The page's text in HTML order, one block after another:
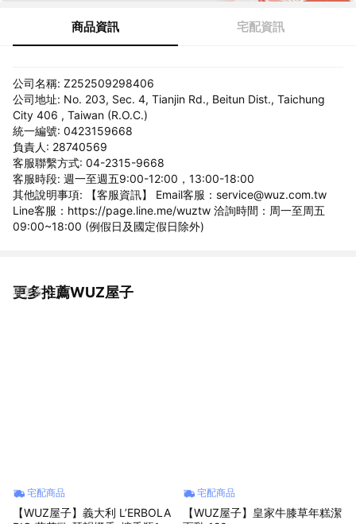
商品資訊 宅配資訊
公司名稱: Z252509298406
公司地址: No. 203, Sec. 4, Tianjin Rd., Beitun Dist., Taichung
City 406 , Taiwan (R.O.C.)
統一編號: 0423159668
負責人: 28740569
客服聯繫方式: 04-2315-9668
客服時段: 週一至週五9:00-12:00，13:00-18:00
其他說明事項: 【客服資訊】 Email客服：service@wuz.com.tw
Line客服：https://page.line.me/wuztw 洽詢時間：周一至周五
09:00~18:00 (例假日及國定假日除外)
更多推薦WUZ屋子
看更多
宅配商品
【WUZ屋子】義大利 L’ERBOLA
宅配商品
【WUZ屋子】皇家牛膝草年糕潔